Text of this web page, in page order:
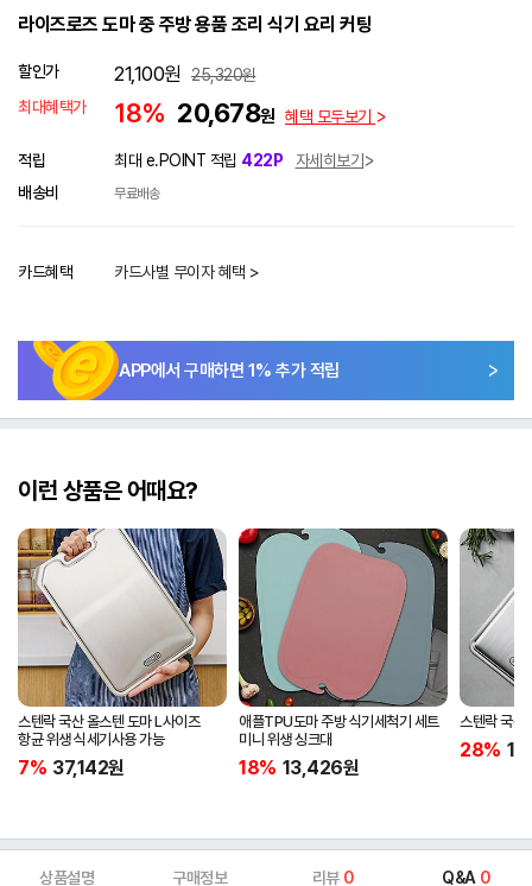
라이즈로즈 도마 중 주방 용품 조리 식기 요리 커팅
할인가 21,100원 25,320원
최대혜택가
18% 20,678원 혜택 모두보기
적립 최대 e.POINT 적립 422P
자세히보기
배송비
무료배송
카드혜택 카드사별 무이자 혜택 >
APP에서 구매하면 1% 추가 적립
이런 상품은 어때요?
스텐락 국산 올스텐 도마 L사이즈
항균 위생 식세기사용 가능
7% 37,142원
애플TPU도마 주방 식기세척기 세트
미니 위생 싱크대
18% 13,426원
스텐락 국산
28%
상품설명 구매정보 리뷰 0 Q&A 0